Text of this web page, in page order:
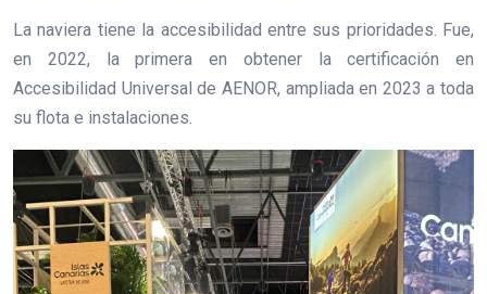
La naviera tiene la accesibilidad entre sus prioridades. Fue,
en 2022, la primera en obtener la certificación en
Accesibilidad Universal de AENOR, ampliada en 2023 a toda
su flota e instalaciones.